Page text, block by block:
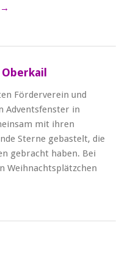
→
Förderverein und
Adventsfenster in
mit ihren
Sterne gebastelt, die
gebracht haben. Bei
Weihnachtsplätzchen